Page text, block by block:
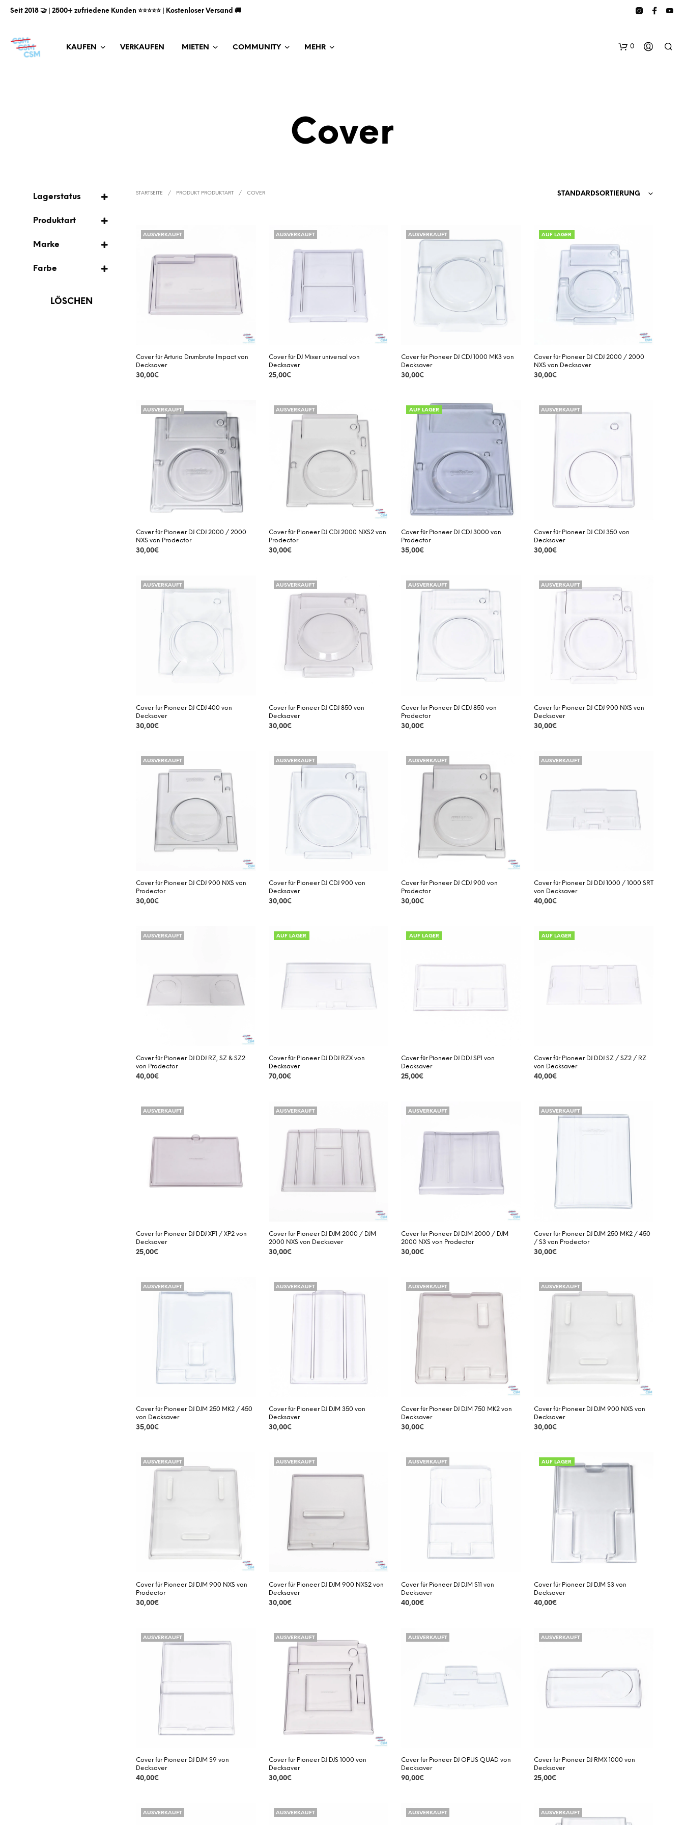
Seit 2018 🤝 | 2500+ zufriedene Kunden ⭐️⭐️⭐️⭐️⭐️ | Kostenloser Versand 🚚
KAUFEN VERKAUFEN MIETEN COMMUNITY MEHR 0
N
E
Cover
Lagerstatus
Produktart
Marke
Farbe
LÖSCHEN
STARTSEITE / PRODUKT PRODUKTART / COVER STANDARDSORTIERUNG
AUSVERKAUFT
Cover für Arturia Drumbrute Impact von
Decksaver
30,00€
AUSVERKAUFT
Cover für DJ Mixer universal von
Decksaver
25,00€
AUSVERKAUFT
Cover für Pioneer DJ CDJ 1000 MK3 von
Decksaver
30,00€
AUF LAGER
Cover für Pioneer DJ CDJ 2000 / 2000
NXS von Decksaver
30,00€
AUSVERKAUFT
Cover für Pioneer DJ CDJ 2000 / 2000
NXS von Prodector
30,00€
AUSVERKAUFT
Cover für Pioneer DJ CDJ 2000 NXS2 von
Prodector
30,00€
AUF LAGER
Cover für Pioneer DJ CDJ 3000 von
Prodector
35,00€
AUSVERKAUFT
Cover für Pioneer DJ CDJ 350 von
Decksaver
30,00€
AUSVERKAUFT
Cover für Pioneer DJ CDJ 400 von
Decksaver
30,00€
AUSVERKAUFT
Cover für Pioneer DJ CDJ 850 von
Decksaver
30,00€
AUSVERKAUFT
Cover für Pioneer DJ CDJ 850 von
Prodector
30,00€
AUSVERKAUFT
Cover für Pioneer DJ CDJ 900 NXS von
Decksaver
30,00€
AUSVERKAUFT
Cover für Pioneer DJ CDJ 900 NXS von
Prodector
30,00€
AUSVERKAUFT
Cover für Pioneer DJ CDJ 900 von
Decksaver
30,00€
AUSVERKAUFT
Cover für Pioneer DJ CDJ 900 von
Prodector
30,00€
AUSVERKAUFT
Cover für Pioneer DJ DDJ 1000 / 1000 SRT
von Decksaver
40,00€
AUSVERKAUFT
Cover für Pioneer DJ DDJ RZ, SZ & SZ2
von Prodector
40,00€
AUF LAGER
Cover für Pioneer DJ DDJ RZX von
Decksaver
70,00€
AUF LAGER
Cover für Pioneer DJ DDJ SP1 von
Decksaver
25,00€
AUF LAGER
Cover für Pioneer DJ DDJ SZ / SZ2 / RZ
von Decksaver
40,00€
AUSVERKAUFT
Cover für Pioneer DJ DDJ XP1 / XP2 von
Decksaver
25,00€
AUSVERKAUFT
Cover für Pioneer DJ DJM 2000 / DJM
2000 NXS von Decksaver
30,00€
AUSVERKAUFT
Cover für Pioneer DJ DJM 2000 / DJM
2000 NXS von Prodector
30,00€
AUSVERKAUFT
Cover für Pioneer DJ DJM 250 MK2 / 450
/ S3 von Prodector
30,00€
AUSVERKAUFT
Cover für Pioneer DJ DJM 250 MK2 / 450
von Decksaver
35,00€
AUSVERKAUFT
Cover für Pioneer DJ DJM 350 von
Decksaver
30,00€
AUSVERKAUFT
Cover für Pioneer DJ DJM 750 MK2 von
Decksaver
30,00€
AUSVERKAUFT
Cover für Pioneer DJ DJM 900 NXS von
Decksaver
30,00€
AUSVERKAUFT
Cover für Pioneer DJ DJM 900 NXS von
Prodector
30,00€
AUSVERKAUFT
Cover für Pioneer DJ DJM 900 NXS2 von
Decksaver
30,00€
AUSVERKAUFT
Cover für Pioneer DJ DJM S11 von
Decksaver
40,00€
AUF LAGER
Cover für Pioneer DJ DJM S3 von
Decksaver
40,00€
AUSVERKAUFT
Cover für Pioneer DJ DJM S9 von
Decksaver
40,00€
AUSVERKAUFT
Cover für Pioneer DJ DJS 1000 von
Decksaver
30,00€
AUSVERKAUFT
Cover für Pioneer DJ OPUS QUAD von
Decksaver
90,00€
AUSVERKAUFT
Cover für Pioneer DJ RMX 1000 von
Decksaver
25,00€
AUSVERKAUFT AUSVERKAUFT AUSVERKAUFT AUSVERKAUFT